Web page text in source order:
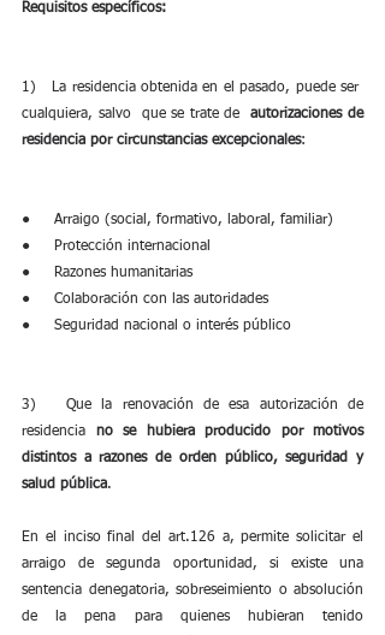
Requisitos específicos:
1)   La residencia obtenida en el pasado, puede ser
cualquiera, salvo  que se trate de autorizaciones de
residencia por circunstancias excepcionales:
●     Arraigo (social, formativo, laboral, familiar)
●     Protección internacional
●     Razones humanitarias
●     Colaboración con las autoridades
●     Seguridad nacional o interés público
3)   Que la renovación de esa autorización de
residencia no se hubiera producido por motivos
distintos a razones de orden público, seguridad y
salud pública.
En el inciso final del art.126 a, permite solicitar el
arraigo de segunda oportunidad, si existe una
sentencia denegatoria, sobreseimiento o absolución
de la pena para quienes hubieran tenido